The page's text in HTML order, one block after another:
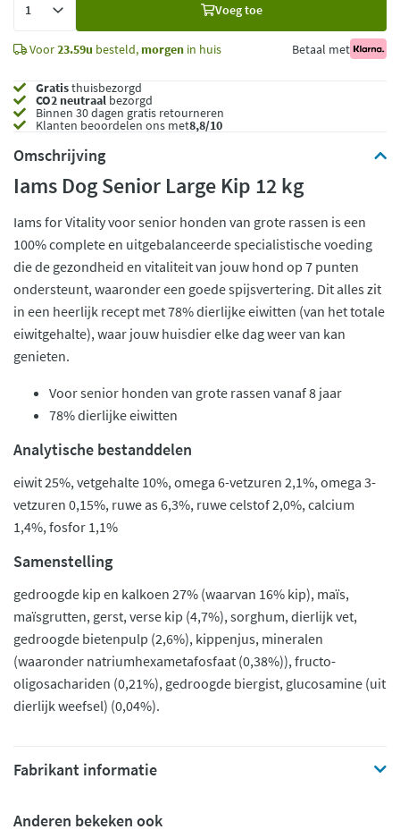
Voeg toe
Voor23.59u besteld, morgen in huis Betaal met
Gratisthuisbezorgd
CO2 neutraal bezorgd
Binnen 30 dagen gratis retourneren
Klanten beoordelen ons met8,8/10
Omschrijving
Iams Dog Senior Large Kip 12 kg
Iams for Vitality voor senior honden van grote rassen is een
100% complete en uitgebalanceerde specialistische voeding
die de gezondheid en vitaliteit van jouw hond op 7 punten
ondersteunt, waaronder een goede spijsvertering. Dit alles zit
in een heerlijk recept met 78% dierlijke eiwitten (van het totale
eiwitgehalte), waar jouw huisdier elke dag weer van kan
genieten.
Voor senior honden van grote rassen vanaf 8 jaar
78% dierlijke eiwitten
Analytische bestanddelen
eiwit 25%, vetgehalte 10%, omega 6-vetzuren 2,1%, omega 3-
vetzuren 0,15%, ruwe as 6,3%, ruwe celstof 2,0%, calcium
1,4%, fosfor 1,1%
Samenstelling
gedroogde kip en kalkoen 27% (waarvan 16% kip), maïs,
maïsgrutten, gerst, verse kip (4,7%), sorghum, dierlijk vet,
gedroogde bietenpulp (2,6%), kippenjus, mineralen
(waaronder natriumhexametafosfaat (0,38%)), fructo-
oligosachariden (0,21%), gedroogde biergist, glucosamine (uit
dierlijk weefsel) (0,04%).
Fabrikant informatie
Anderen bekeken ook